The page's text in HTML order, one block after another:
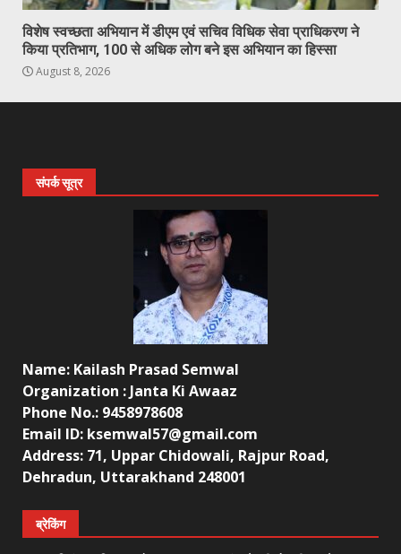
विशेष स्वच्छता अभियान में डीएम एवं सचिव विधिक सेवा प्राधिकरण ने
किया प्रतिभाग, 100 से अधिक लोग बने इस अभियान का हिस्सा
August 8, 2026
संपर्क सूत्र
Name: Kailash Prasad Semwal
Organization : Janta Ki Awaaz
Phone No.: 9458978608
Email ID: ksemwal57@gmail.com
Address: 71, Uppar Chidowali, Rajpur Road,
Dehradun, Uttarakhand 248001
ब्रेकिंग